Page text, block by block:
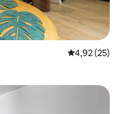
4,92 de uma
4,92 (25)